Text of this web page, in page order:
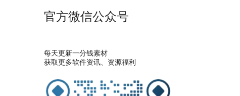
官方微信公众号
每天更新一分钱素材
获取更多软件资讯、资源福利